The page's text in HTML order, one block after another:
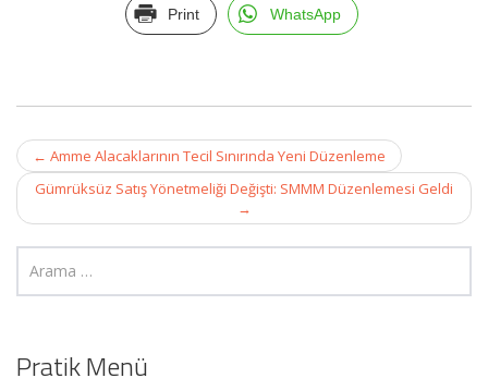
Print WhatsApp
Post
navigation
← Amme Alacaklarının Tecil Sınırında Yeni Düzenleme
Gümrüksüz Satış Yönetmeliği Değişti: SMMM Düzenlemesi Geldi
→
Pratik Menü